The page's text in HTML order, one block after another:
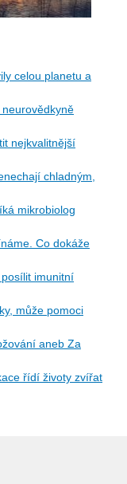
celou planetu a
nejkvalitnější
chladným,
mikrobiolog
Co dokáže
imunitní
může pomoci
aneb Za
řídí životy zvířat